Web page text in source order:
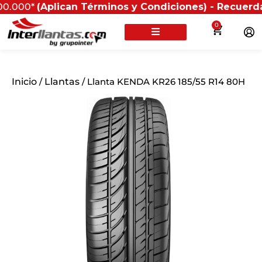
Términos y Condiciones) - Recuerda que
0
Inicio / Llantas / Llanta KENDA KR26 185/55 R14 80H